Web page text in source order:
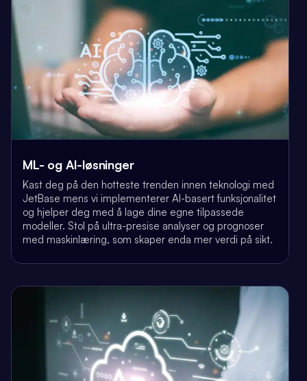
ML- og AI-løsninger
Kast deg på den hotteste trenden innen teknologi med
JetBase mens vi implementerer AI-basert funksjonalitet
og hjelper deg med å lage dine egne tilpassede
modeller. Stol på ultra-presise analyser og prognoser
med maskinlæring, som skaper enda mer verdi på sikt.